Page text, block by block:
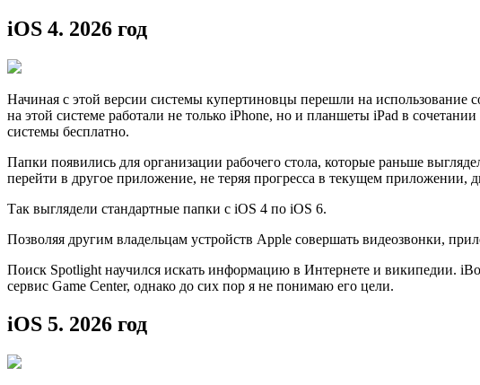
iOS 4. 2026 год
Начиная с этой версии системы купертиновцы перешли на
на этой системе работали не только iPhone, но и планшеты iPad в
системы бесплатно.
Папки появились для организации рабочего стола, которые раньше
перейти в другое приложение, не теряя прогресса в текущем
Так выглядели стандартные папки с iOS 4 по iOS 6.
Позволяя другим владельцам устройств Apple совершать видеозвонки,
Поиск Spotlight научился искать информацию в Интернете и википедии.
сервис Game Center, однако до сих пор я не понимаю его цели.
iOS 5. 2026 год